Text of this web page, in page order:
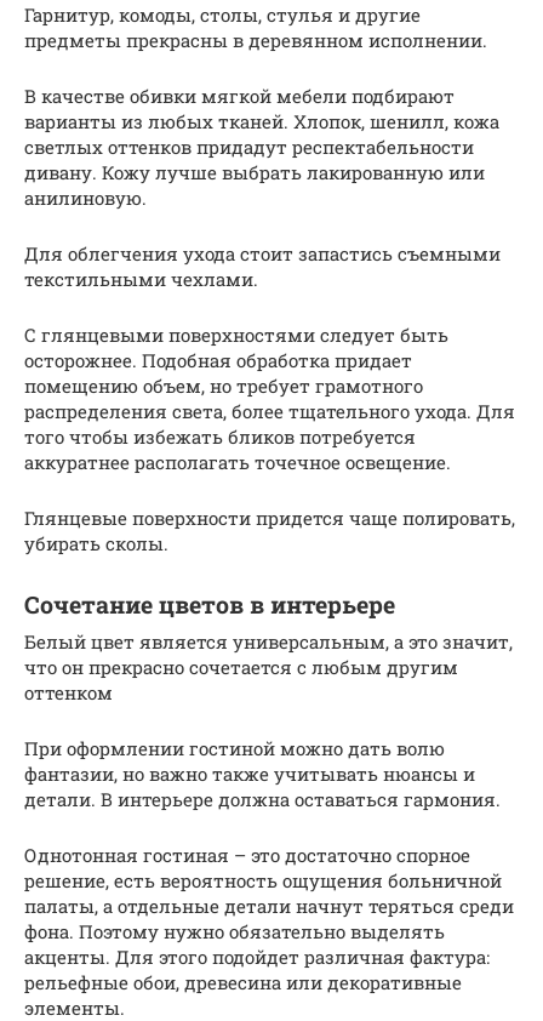
Гарнитур, комоды, столы, стулья и другие
предметы прекрасны в деревянном исполнении.
В качестве обивки мягкой мебели подбирают
варианты из любых тканей. Хлопок, шенилл, кожа
светлых оттенков придадут респектабельности
дивану. Кожу лучше выбрать лакированную или
анилиновую.
Для облегчения ухода стоит запастись съемными
текстильными чехлами.
С глянцевыми поверхностями следует быть
осторожнее. Подобная обработка придает
помещению объем, но требует грамотного
распределения света, более тщательного ухода. Для
того чтобы избежать бликов потребуется
аккуратнее располагать точечное освещение.
Глянцевые поверхности придется чаще полировать,
убирать сколы.
Сочетание цветов в интерьере
Белый цвет является универсальным, а это значит,
что он прекрасно сочетается с любым другим
оттенком
При оформлении гостиной можно дать волю
фантазии, но важно также учитывать нюансы и
детали. В интерьере должна оставаться гармония.
Однотонная гостиная – это достаточно спорное
решение, есть вероятность ощущения больничной
палаты, а отдельные детали начнут теряться среди
фона. Поэтому нужно обязательно выделять
акценты. Для этого подойдет различная фактура:
рельефные обои, древесина или декоративные
элементы.